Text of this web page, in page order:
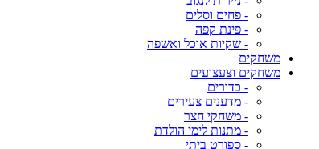
- פחים וסלים
- פינת קפה
- שקיות אוכל ואשפה
משחקים
משחקים וצעצועים
- כדורים
- מדענים צעירים
- משחקי חצר
- מתנות לימי הולדת
- ספורט ביתי